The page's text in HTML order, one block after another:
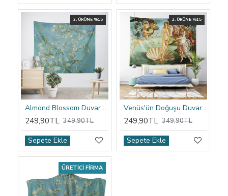
2. ÜRÜNE %15
Almond Blossom Duvar Örtüsü
249,90TL 349,90TL
Sepete Ekle
2. ÜRÜNE %15
Venüs'ün Doğuşu Duvar Örtüsü
249,90TL 349,90TL
Sepete Ekle
ÜRETICI FIRMA